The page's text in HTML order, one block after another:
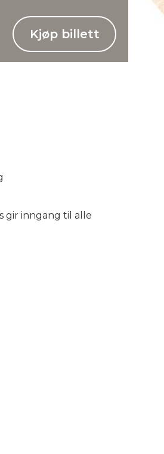
Kjøp billett
gir inngang til alle